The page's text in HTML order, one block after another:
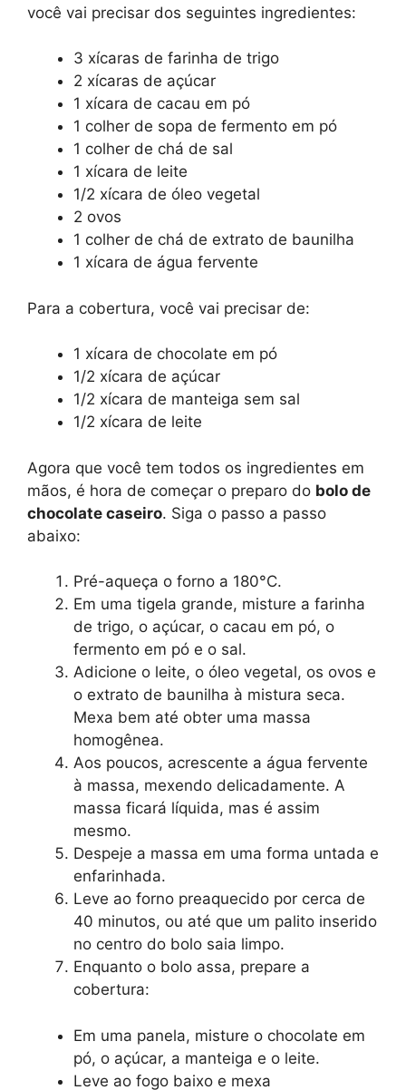
você vai precisar dos seguintes ingredientes:
3 xícaras de farinha de trigo
2 xícaras de açúcar
1 xícara de cacau em pó
1 colher de sopa de fermento em pó
1 colher de chá de sal
1 xícara de leite
1/2 xícara de óleo vegetal
2 ovos
1 colher de chá de extrato de baunilha
1 xícara de água fervente
Para a cobertura, você vai precisar de:
1 xícara de chocolate em pó
1/2 xícara de açúcar
1/2 xícara de manteiga sem sal
1/2 xícara de leite
Agora que você tem todos os ingredientes em
mãos, é hora de começar o preparo do bolo de
chocolate caseiro. Siga o passo a passo
abaixo:
Pré-aqueça o forno a 180°C.
Em uma tigela grande, misture a farinha
de trigo, o açúcar, o cacau em pó, o
fermento em pó e o sal.
Adicione o leite, o óleo vegetal, os ovos e
o extrato de baunilha à mistura seca.
Mexa bem até obter uma massa
homogênea.
Aos poucos, acrescente a água fervente
à massa, mexendo delicadamente. A
massa ficará líquida, mas é assim
mesmo.
Despeje a massa em uma forma untada e
enfarinhada.
Leve ao forno preaquecido por cerca de
40 minutos, ou até que um palito inserido
no centro do bolo saia limpo.
Enquanto o bolo assa, prepare a
cobertura:
Em uma panela, misture o chocolate em
pó, o açúcar, a manteiga e o leite.
Leve ao fogo baixo e mexa